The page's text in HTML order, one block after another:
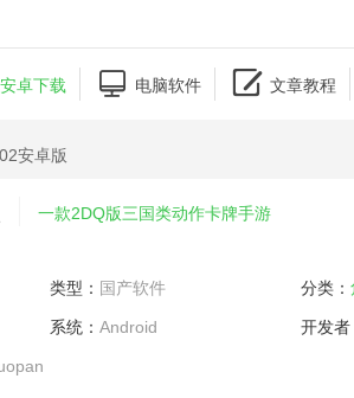
安卓下载  电脑软件  文章教程
安卓版
一款2DQ版三国类动作卡牌手游
类型： 国产软件 分类：
系统： Android 开发者